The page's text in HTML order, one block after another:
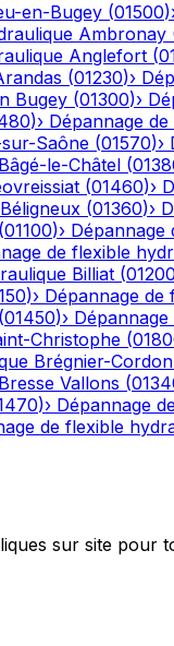
en-Bugey (01500)
Ambronay
Anglefort (
(01230)›
Bugey (01300)›
)› Dépannage
Saône (01570)›
Bâgé-le-Châtel (
(01460)›
Béligneux (01360)›
(01100)› Dépannage
de flexible
Billiat (01200
)› Dépannage de
(01450)›
Christophe (
Brégnier-Cordon
Bresse Vallons (
)› Dépannage
de flexible
sur site